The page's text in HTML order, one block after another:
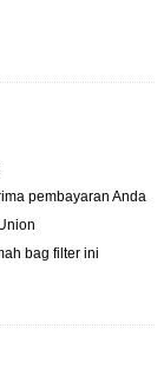
pembayaran Anda
bag filter ini